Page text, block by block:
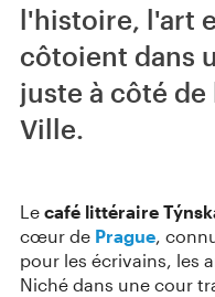
l'histoire, l'art
côtoient dans
juste à côté de
Ville.
Le café littéraire
cœur de Prague,
pour les écrivains, les
Niché dans une cour